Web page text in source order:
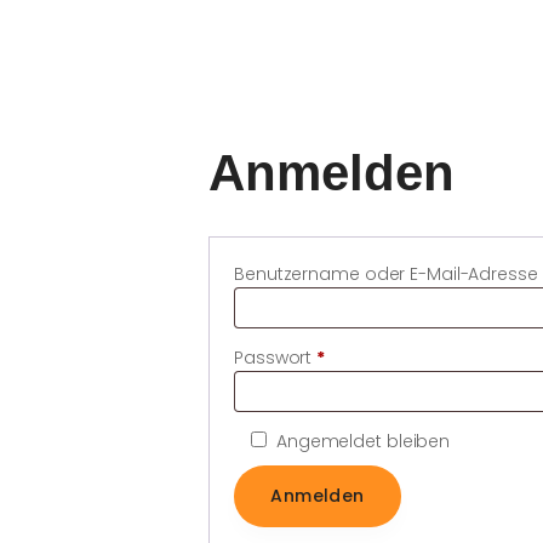
Anmelden
Benutzername oder E-Mail-Adresse
Passwort *
Angemeldet bleiben
Anmelden